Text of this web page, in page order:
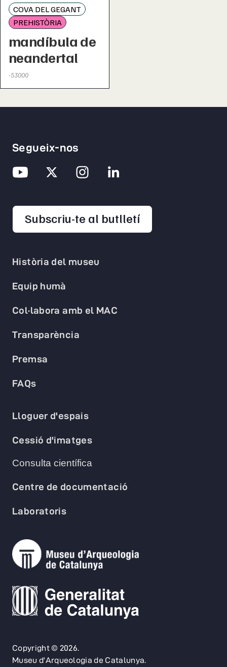
COVA DEL GEGANT
PREHISTÒRIA
mandíbula de
neandertal
-53000
Copyright © 2026.
Museu d'Arqueologia de Catalunya.
Història del museu
Equip humà
Col·labora amb el MAC
Transparència
Premsa
FAQs
Lloguer d'espais
Cessió d'imatges
Consulta científica
Centre de documentació
Laboratoris
Segueix-nos
Subscriu-te al butlletíopens in a new